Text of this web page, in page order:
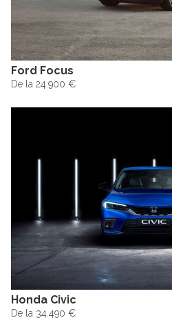
Ford Focus
De la 24.900 €
Honda Civic
De la 34.490 €